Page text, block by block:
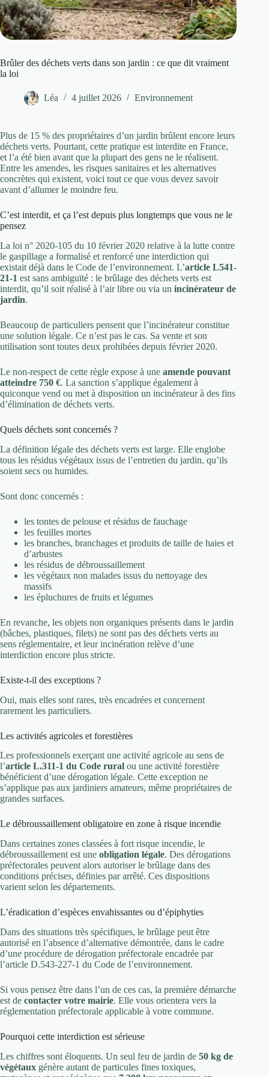
Brûler des déchets verts dans son jardin : ce que dit vraiment
la loi
Léa 4 juillet 2026 Environnement
Plus de 15 % des propriétaires d’un jardin brûlent encore leurs
déchets verts. Pourtant, cette pratique est interdite en France,
et l’a été bien avant que la plupart des gens ne le réalisent.
Entre les amendes, les risques sanitaires et les alternatives
concrètes qui existent, voici tout ce que vous devez savoir
avant d’allumer le moindre feu.
C’est interdit, et ça l’est depuis plus longtemps que vous ne le
pensez
La loi n° 2020-105 du 10 février 2020 relative à la lutte contre
le gaspillage a formalisé et renforcé une interdiction qui
existait déjà dans le Code de l’environnement. L’article L541-
21-1 est sans ambiguïté : le brûlage des déchets verts est
interdit, qu’il soit réalisé à l’air libre ou via un incinérateur de
jardin.
Beaucoup de particuliers pensent que l’incinérateur constitue
une solution légale. Ce n’est pas le cas. Sa vente et son
utilisation sont toutes deux prohibées depuis février 2020.
Le non-respect de cette règle expose à une amende pouvant
atteindre 750 €. La sanction s’applique également à
quiconque vend ou met à disposition un incinérateur à des fins
d’élimination de déchets verts.
Quels déchets sont concernés ?
La définition légale des déchets verts est large. Elle englobe
tous les résidus végétaux issus de l’entretien du jardin, qu’ils
soient secs ou humides.
Sont donc concernés :
les tontes de pelouse et résidus de fauchage
les feuilles mortes
les branches, branchages et produits de taille de haies et
d’arbustes
les résidus de débroussaillement
les végétaux non malades issus du nettoyage des
massifs
les épluchures de fruits et légumes
En revanche, les objets non organiques présents dans le jardin
(bâches, plastiques, filets) ne sont pas des déchets verts au
sens réglementaire, et leur incinération relève d’une
interdiction encore plus stricte.
Existe-t-il des exceptions ?
Oui, mais elles sont rares, très encadrées et concernent
rarement les particuliers.
Les activités agricoles et forestières
Les professionnels exerçant une activité agricole au sens de
l’article L.311-1 du Code rural ou une activité forestière
bénéficient d’une dérogation légale. Cette exception ne
s’applique pas aux jardiniers amateurs, même propriétaires de
grandes surfaces.
Le débroussaillement obligatoire en zone à risque incendie
Dans certaines zones classées à fort risque incendie, le
débroussaillement est une obligation légale. Des dérogations
préfectorales peuvent alors autoriser le brûlage dans des
conditions précises, définies par arrêté. Ces dispositions
varient selon les départements.
L’éradication d’espèces envahissantes ou d’épiphyties
Dans des situations très spécifiques, le brûlage peut être
autorisé en l’absence d’alternative démontrée, dans le cadre
d’une procédure de dérogation préfectorale encadrée par
l’article D.543-227-1 du Code de l’environnement.
Si vous pensez être dans l’un de ces cas, la première démarche
est de contacter votre mairie. Elle vous orientera vers la
réglementation préfectorale applicable à votre commune.
Pourquoi cette interdiction est sérieuse
Les chiffres sont éloquents. Un seul feu de jardin de 50 kg de
végétaux génère autant de particules fines toxiques,